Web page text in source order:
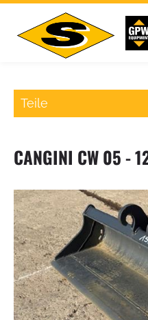
Teile
LADESCHAUFEL
KLAPPSCHAUFEL (4IN1
HOCHKIPPSCHAUFEL
CANGINI CW 05 -